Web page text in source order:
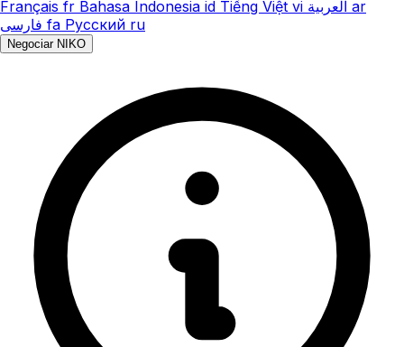
Français fr Bahasa Indonesia id Tiếng Việt vi العربية ar
فارسی fa Русский ru
Negociar NIKO